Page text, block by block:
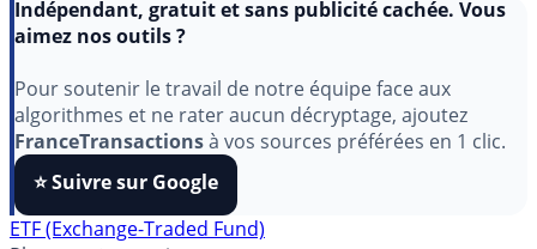
Indépendant, gratuit et sans publicité cachée. Vous
Pour soutenir le travail de notre équipe face aux
algorithmes et ne rater aucun décryptage, ajoutez
FranceTransactionsà vos sources préférées en 1 clic.
⭐️ Suivre sur Google